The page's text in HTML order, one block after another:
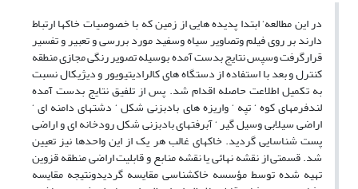
در این مطالعه‘ ابتدا پدیده هایی از زمین که با خصوصیات خاکها ارتباط
دارند بر روی فیلم وتصاویر سیاه وسفید مورد بررسی و تعبیر و تفسیر
قرارگرفت وسپس نتایج بدست آمده بوسیله تصویر رنگی مجازی منطقه
کنترل و بعد با استفاده از دستگاه های کالرادیتیویور و دیژیکال نسبت
به تکمیل اطلاعت حاصله اقدام شد. پس از تلفیق نتایج بدست آمده
لندفرمهای کوه ‘ تپه ‘ واریزه های بادبزنی شکل ‘ دشتهای دامنه ای ‘
اراضی سیلابی وسیل گیر ‘ آبرفتهای بادبزنی شکل رودخانه ای و اراضی
پست شناسایی گردید. خاکهای غالب هر یک از این واحدها نیز تعیین
شد. قسمتی از نقشه نهائی یا نقشه منابع و قابلیت اراضی منطقه قزوین
تهیه شده توسط مؤسسه خاکشناسی مقایسه گردیدونتیجه مقایسه